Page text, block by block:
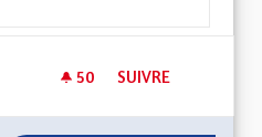
50 50 ABONNÉS
SUIVRE